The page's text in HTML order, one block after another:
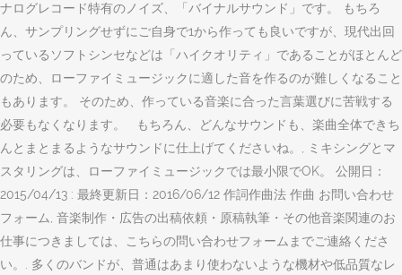
ナログレコード特有のノイズ、「バイナルサウンド」です。 もちろ
ん、サンプリングせずにご自身で1から作っても良いですが、現代出回
っているソフトシンセなどは「ハイクオリティ」であることがほとんど
のため、ローファイミュージックに適した音を作るのが難しくなること
もあります。 そのため、作っている音楽に合った言葉選びに苦戦する
必要もなくなります。 もちろん、どんなサウンドも、楽曲全体できち
んとまとまるようなサウンドに仕上げてくださいね。, ミキシングとマ
スタリングは、ローファイミュージックでは最小限でOK。 公開日：
2015/04/13 : 最終更新日：2016/06/12 作詞作曲法 作曲 お問い合わせ
フォーム, 音楽制作・広告の出稿依頼・原稿執筆・その他音楽関連のお
仕事につきましては、こちらの問い合わせフォームまでご連絡くださ
い。. 多くのバンドが、普通はあまり使わないような機材や低品質なレ